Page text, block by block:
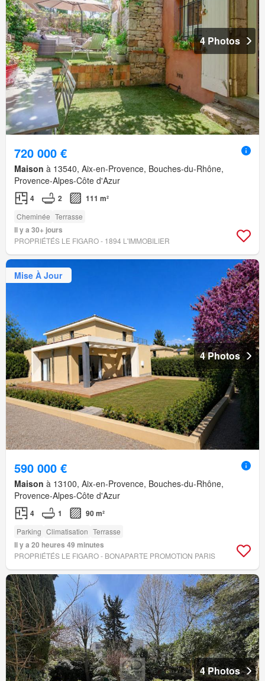
4 Photos
720 000 €
Maison à 13540, Aix-en-Provence, Bouches-du-Rhône,
Provence-Alpes-Côte d'Azur
4 2 111 m²
Cheminée Terrasse
Il y a 30+ jours
PROPRIÉTÉS LE FIGARO - 1894 L'IMMOBILIER
Mise À Jour
4 Photos
590 000 €
Maison à 13100, Aix-en-Provence, Bouches-du-Rhône,
Provence-Alpes-Côte d'Azur
4 1 90 m²
Parking Climatisation Terrasse
Il y a 20 heures 49 minutes
PROPRIÉTÉS LE FIGARO - BONAPARTE PROMOTION PARIS
4 Photos